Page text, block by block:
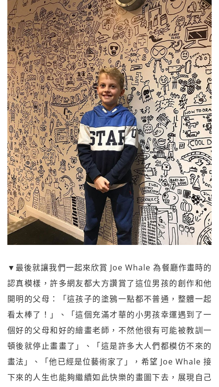
▼最後就讓我們一起來欣賞 Joe Whale 為餐廳作畫時的
認真模樣，許多網友都大方讚賞了這位男孩的創作和他
開明的父母：「這孩子的塗鴉一點都不普通，整體一起
看太棒了！」、「這個充滿才華的小男孩幸運遇到了一
個好的父母和好的繪畫老師，不然他很有可能被教訓一
頓後就停止畫畫了」、「這是許多大人們都模仿不來的
畫法」、「他已經是位藝術家了」，希望 Joe Whale 接
下來的人生也能夠繼續如此快樂的畫圖下去，展現自己